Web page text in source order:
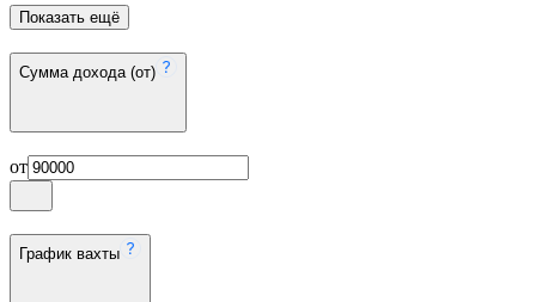
Показать ещё
Сумма дохода (от)
от
График вахты